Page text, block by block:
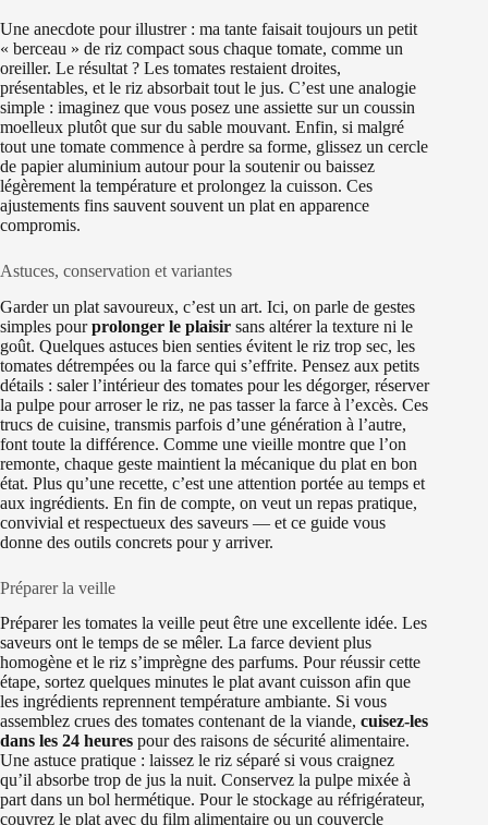
Une anecdote pour illustrer : ma tante faisait toujours un petit
« berceau » de riz compact sous chaque tomate, comme un
oreiller. Le résultat ? Les tomates restaient droites,
présentables, et le riz absorbait tout le jus. C’est une analogie
simple : imaginez que vous posez une assiette sur un coussin
moelleux plutôt que sur du sable mouvant. Enfin, si malgré
tout une tomate commence à perdre sa forme, glissez un cercle
de papier aluminium autour pour la soutenir ou baissez
légèrement la température et prolongez la cuisson. Ces
ajustements fins sauvent souvent un plat en apparence
compromis.
Astuces, conservation et variantes
Garder un plat savoureux, c’est un art. Ici, on parle de gestes
simples pourprolonger le plaisir sans altérer la texture ni le
goût. Quelques astuces bien senties évitent le riz trop sec, les
tomates détrempées ou la farce qui s’effrite. Pensez aux petits
détails : saler l’intérieur des tomates pour les dégorger, réserver
la pulpe pour arroser le riz, ne pas tasser la farce à l’excès. Ces
trucs de cuisine, transmis parfois d’une génération à l’autre,
font toute la différence. Comme une vieille montre que l’on
remonte, chaque geste maintient la mécanique du plat en bon
état. Plus qu’une recette, c’est une attention portée au temps et
aux ingrédients. En fin de compte, on veut un repas pratique,
convivial et respectueux des saveurs — et ce guide vous
donne des outils concrets pour y arriver.
Préparer la veille
Préparer les tomates la veille peut être une excellente idée. Les
saveurs ont le temps de se mêler. La farce devient plus
homogène et le riz s’imprègne des parfums. Pour réussir cette
étape, sortez quelques minutes le plat avant cuisson afin que
les ingrédients reprennent température ambiante. Si vous
assemblez crues des tomates contenant de la viande, cuisez-les
dans les 24 heures pour des raisons de sécurité alimentaire.
Une astuce pratique : laissez le riz séparé si vous craignez
qu’il absorbe trop de jus la nuit. Conservez la pulpe mixée à
part dans un bol hermétique. Pour le stockage au réfrigérateur,
couvrez le plat avec du film alimentaire ou un couvercle